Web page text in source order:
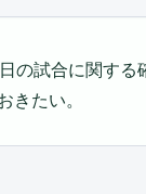
の試合に関する
きたい。